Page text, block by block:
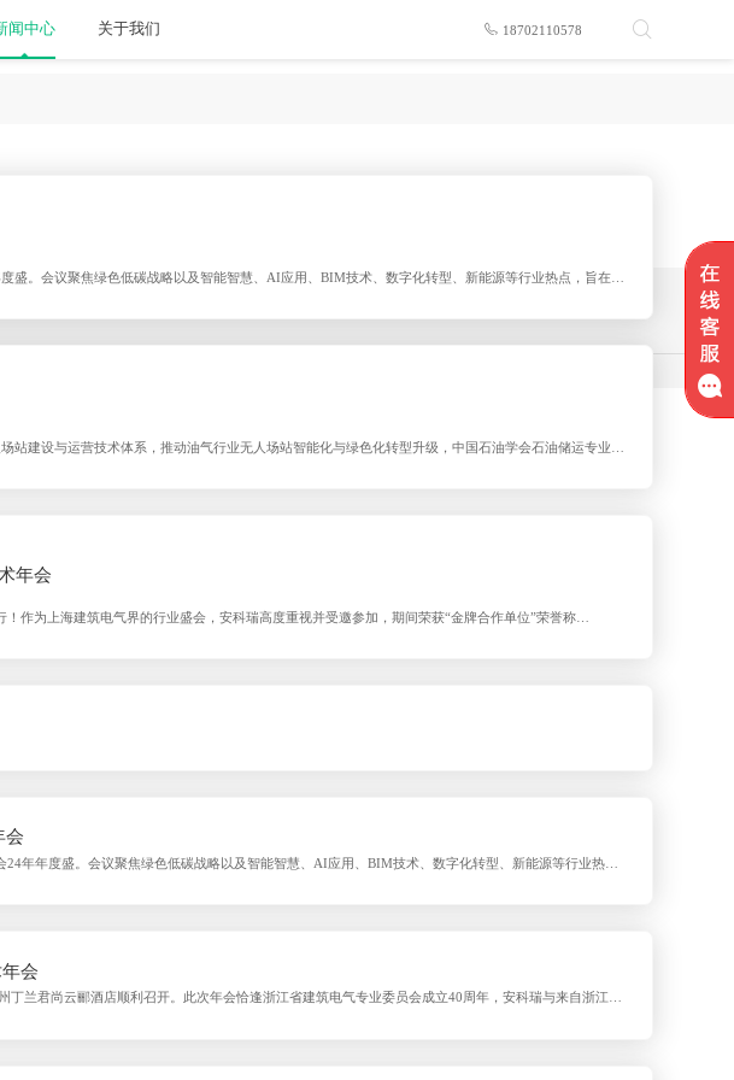
闻中心 关于我们 18702110578
盛。会议聚焦绿色低碳战略以及智能智慧、AI应用、BIM技术、数字化转型、新能源等行业热点，旨在促
建设与运营技术体系，推动油气行业无人场站智能化与绿色化转型升级，中国石油学会石油储运专业委
年会
为上海建筑电气界的行业盛会，安科瑞高度重视并受邀参加，期间荣获“金牌合作单位”荣誉称
会
年年度盛。会议聚焦绿色低碳战略以及智能智慧、AI应用、BIM技术、数字化转型、新能源等行业热
会
兰君尚云郦酒店顺利召开。此次年会恰逢浙江省建筑电气专业委员会成立40周年，安科瑞与来自浙江省